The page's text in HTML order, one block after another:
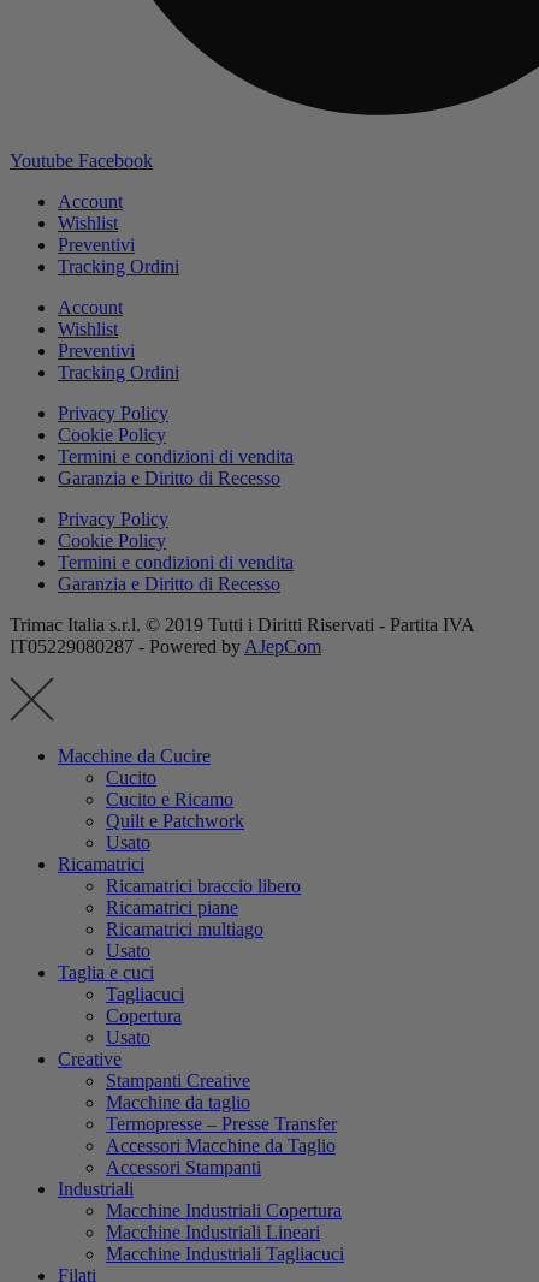
Youtube Facebook
Account
Wishlist
Preventivi
Tracking Ordini
Account
Wishlist
Preventivi
Tracking Ordini
Privacy Policy
Cookie Policy
Termini e condizioni di vendita
Garanzia e Diritto di Recesso
Privacy Policy
Cookie Policy
Termini e condizioni di vendita
Garanzia e Diritto di Recesso
Trimac Italia s.r.l. © 2019 Tutti i Diritti Riservati - Partita IVA
IT05229080287 - Powered by AJepCom
Macchine da Cucire
Cucito
Cucito e Ricamo
Quilt e Patchwork
Usato
Ricamatrici
Ricamatrici braccio libero
Ricamatrici piane
Ricamatrici multiago
Usato
Taglia e cuci
Tagliacuci
Copertura
Usato
Creative
Stampanti Creative
Macchine da taglio
Termopresse – Presse Transfer
Accessori Macchine da Taglio
Accessori Stampanti
Industriali
Macchine Industriali Copertura
Macchine Industriali Lineari
Macchine Industriali Tagliacuci
Filati